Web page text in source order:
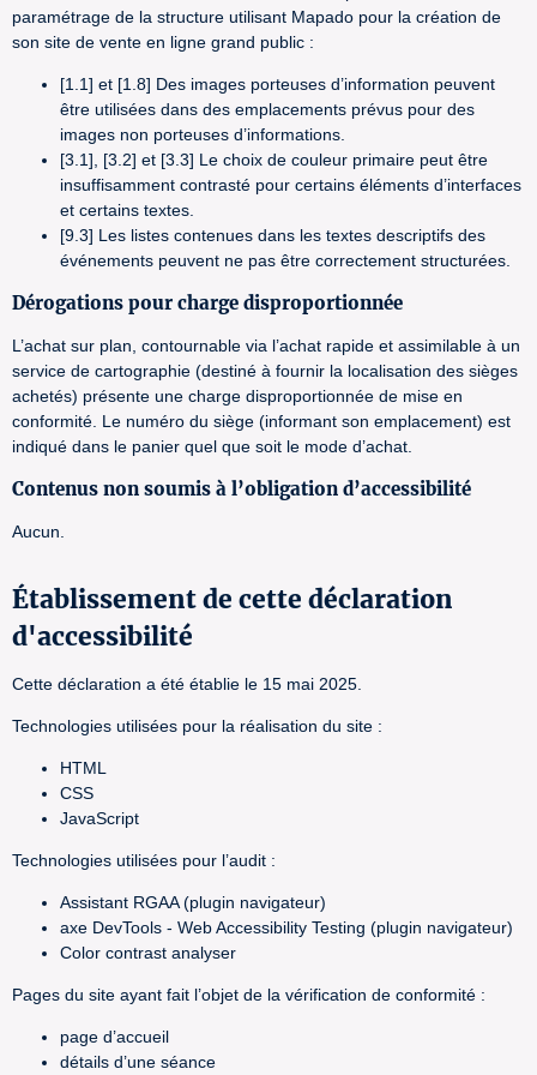
paramétrage de la structure utilisant Mapado pour la création de
son site de vente en ligne grand public :
[1.1] et [1.8] Des images porteuses d’information peuvent
être utilisées dans des emplacements prévus pour des
images non porteuses d’informations.
[3.1], [3.2] et [3.3] Le choix de couleur primaire peut être
insuffisamment contrasté pour certains éléments d’interfaces
et certains textes.
[9.3] Les listes contenues dans les textes descriptifs des
événements peuvent ne pas être correctement structurées.
Dérogations pour charge disproportionnée
L’achat sur plan, contournable via l’achat rapide et assimilable à un
service de cartographie (destiné à fournir la localisation des sièges
achetés) présente une charge disproportionnée de mise en
conformité. Le numéro du siège (informant son emplacement) est
indiqué dans le panier quel que soit le mode d’achat.
Contenus non soumis à l’obligation d’accessibilité
Aucun.
Établissement de cette déclaration
d'accessibilité
Cette déclaration a été établie le 15 mai 2025.
Technologies utilisées pour la réalisation du site :
HTML
CSS
JavaScript
Technologies utilisées pour l’audit :
Assistant RGAA (plugin navigateur)
axe DevTools - Web Accessibility Testing (plugin navigateur)
Color contrast analyser
Pages du site ayant fait l’objet de la vérification de conformité :
page d’accueil
détails d’une séance